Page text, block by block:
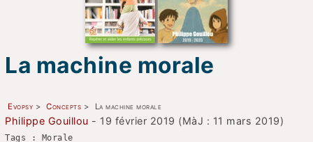
La machine morale
Evopsy > Concepts > La machine morale
Philippe Gouillou - 19 février 2019 (MàJ : 11 mars 2019)
Tags : Morale